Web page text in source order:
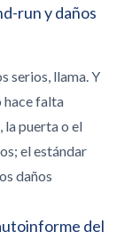
run y daños
serios, llama. Y
hace falta
la puerta o el
el estándar
daños
del